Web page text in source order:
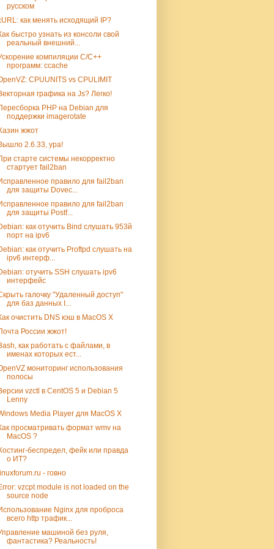
русском
как менять исходящий IP?
быстро узнать из консоли свой
реальный внешний...
компиляции C/C++
программ: ccache
CPUUNITS vs CPULIMIT
графика на Js? Легко!
PHP на Debian для
поддержки imagerotate
жжот
2.6.33, ура!
старте системы некорректно
стартует fail2ban
правило для fail2ban
для защиты Dovec...
правило для fail2ban
для защиты Postf...
как отучить Bind слушать 953й
порт на ipv6
как отучить Proftpd слушать на
ipv6 интерф...
отучить SSH слушать ipv6
интерфейс
галочку "Удаленный доступ"
для баз данных I...
очистить DNS кэш в MacOS X
России жжот!
как работать с файлами, в
именах которых ест...
мониторинг использования
полосы
vzctl в CentOS 5 и Debian 5
Lenny
Media Player для MacOS X
просматривать формат wmv на
MacOS ?
беспредел, фейк или правда
о ИТ?
- говно
vzcpt module is not loaded on the
source node
Nginx для проброса
всего http трафик...
машиной без руля,
фантастика? Реальность!